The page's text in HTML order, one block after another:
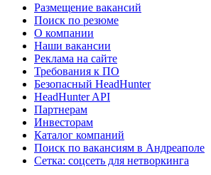
Размещение вакансий
Поиск по резюме
О компании
Наши вакансии
Реклама на сайте
Требования к ПО
Безопасный HeadHunter
HeadHunter API
Партнерам
Инвесторам
Каталог компаний
Поиск по вакансиям в Андреаполе
Сетка: соцсеть для нетворкинга